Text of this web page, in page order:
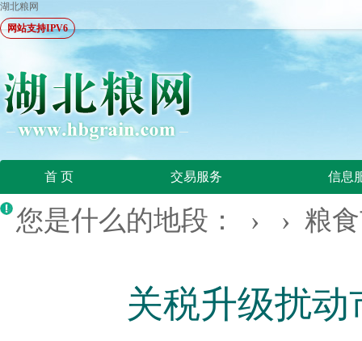
湖北粮网
网站支持IPV6
首 页 交易服务 信息
您是什么的地段： › › 粮
关税升级扰动